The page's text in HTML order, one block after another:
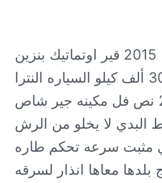
هيونداي النترا 2015 قير اوتماتيك بنزين
السياره النترا
موديل 2015 نص فل مكينه جير شاص
البدي لا يخلو من الرش
مثبت سرعه تحكم طاره
بلدها معاها انذار لسرقه